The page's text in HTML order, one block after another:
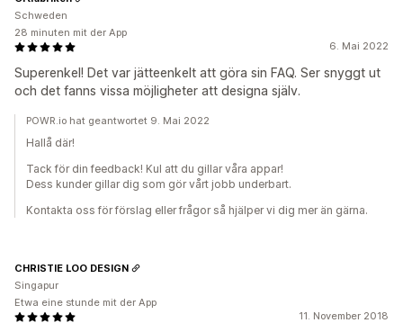
6. Mai 2022
Superenkel! Det var jätteenkelt att göra sin FAQ. Ser snyggt ut
och det fanns vissa möjligheter att designa själv.
Schweden
28 minuten mit der App
POWR.io hat geantwortet 9. Mai 2022
Hallå där!
Tack för din feedback! Kul att du gillar våra appar!
Dess kunder gillar dig som gör vårt jobb underbart.
Kontakta oss för förslag eller frågor så hjälper vi dig mer än gärna.
11. November 2018
CHRISTIE LOO DESIGN
Singapur
Etwa eine stunde mit der App